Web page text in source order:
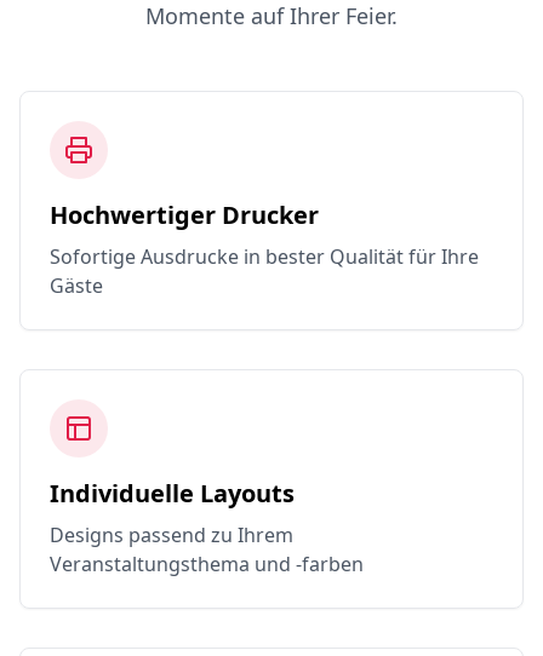
Momente auf Ihrer Feier.
Hochwertiger Drucker
Sofortige Ausdrucke in bester Qualität für Ihre
Gäste
Individuelle Layouts
Designs passend zu Ihrem
Veranstaltungsthema und -farben